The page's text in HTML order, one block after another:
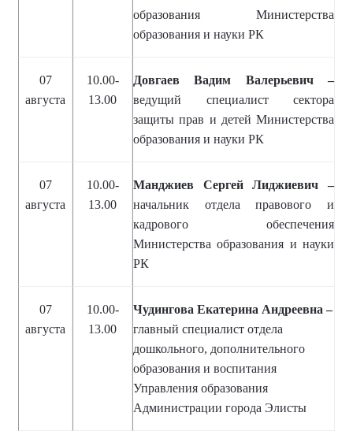
образования Министерства
образования и науки РК
07
августа
10.00-
13.00
Довгаев Вадим Валерьевич –
ведущий специалист сектора
защиты прав и детей Министерства
образования и науки РК
07
августа
10.00-
13.00
Манджиев Сергей Лиджиевич –
начальник отдела правового и
кадрового обеспечения
Министерства образования и науки
РК
07
августа
10.00-
13.00
Чудингова Екатерина Андреевна –
главный специалист отдела
дошкольного, дополнительного
образования и воспитания
Управления образования
Администрации города Элисты